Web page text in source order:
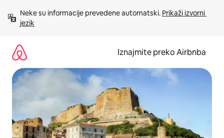
sadržaj
Neke su informacije prevedene automatski. Prikaži izvorni
jezik
Iznajmite preko Airbnba